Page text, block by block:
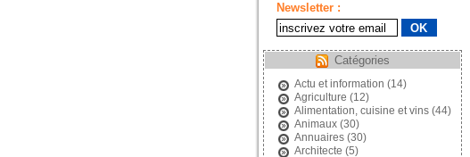
Newsletter :
Catégories
Actu et information (14)
Agriculture (12)
Alimentation, cuisine et vins(44)
Animaux(30)
Annuaires(30)
Architecte (5)